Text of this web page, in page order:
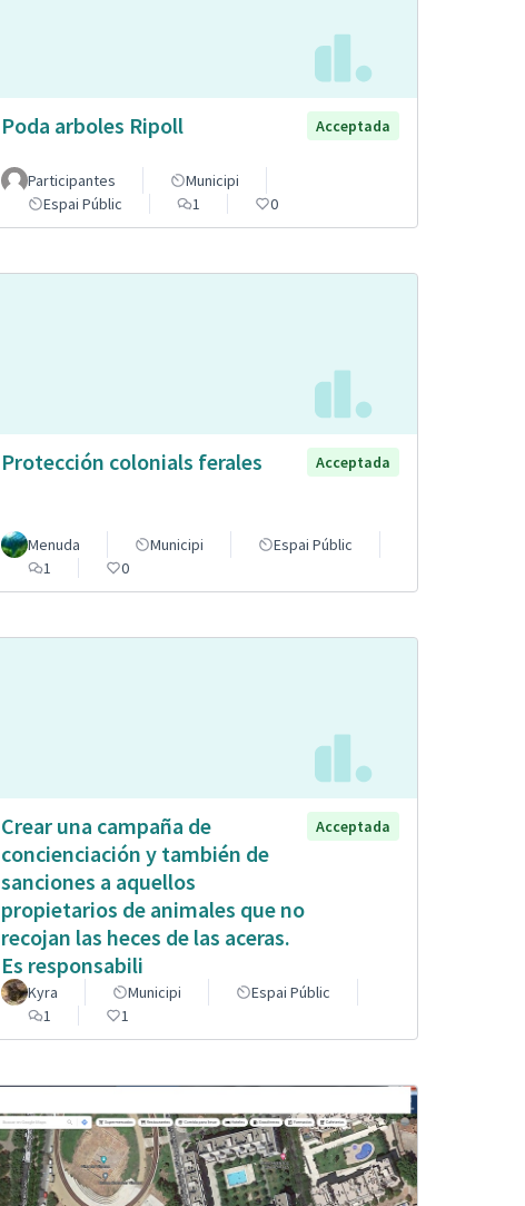
Poda arboles Ripoll Acceptada
Participantes
Municipi
Espai Públic
1 0
Protección colonials ferales Acceptada
Menuda Municipi
Espai Públic
1
0
Crear una campaña de
concienciación y también de
sanciones a aquellos
propietarios de animales que no
recojan las heces de las aceras.
Es responsabili
Acceptada
Kyra Municipi
Espai Públic
1
1